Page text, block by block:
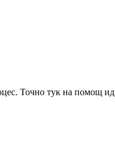
Точно тук на помощ